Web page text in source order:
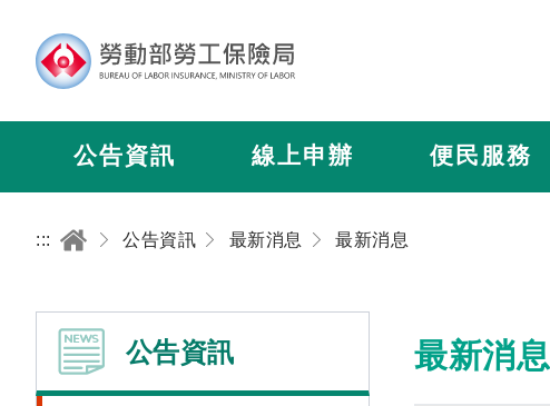
公告資訊 線上申辦 便民服務
::: 公告資訊 最新消息 最新消息
公告資訊 最新消息